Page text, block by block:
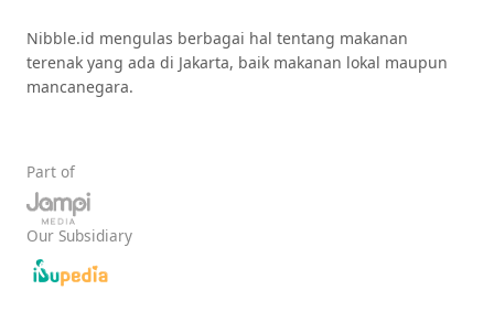
Nibble.id mengulas berbagai hal tentang makanan
terenak yang ada di Jakarta, baik makanan lokal maupun
mancanegara.
Part of
Our Subsidiary